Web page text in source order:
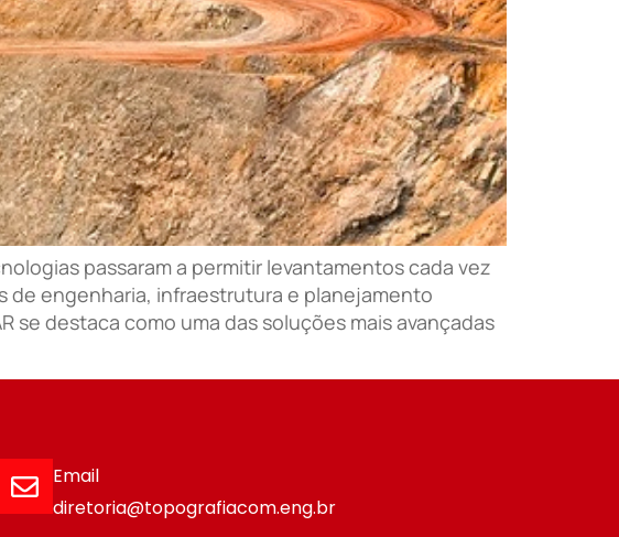
passaram a permitir levantamentos cada vez
de engenharia, infraestrutura e planejamento
se destaca como uma das soluções mais avançadas
Email
diretoria@topografiacom.eng.br